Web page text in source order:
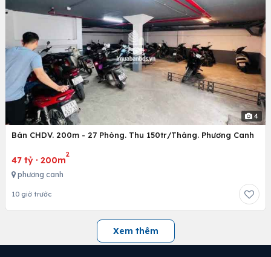
4
Bán CHDV. 200m - 27 Phòng. Thu 150tr/Tháng. Phương Canh
47 tỷ · 200m
2
phương canh
10 giờ trước
Xem thêm